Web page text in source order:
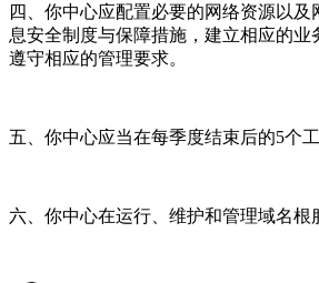
四、你中心应配置必要的网络资源以
息安全制度与保障措施，建立相应的
遵守相应的管理要求。
五、你中心应当在每季度结束后的5个
六、你中心在运行、维护和管理域名根